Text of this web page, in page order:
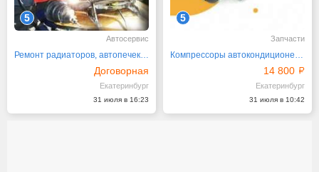
5
Автосервис
Ремонт радиаторов, автопечек, интеркулеров
Договорная
Екатеринбург
31 июля в 16:23
5
Запчасти
Компрессоры автокондиционера и рефрижератора
14 800
Екатеринбург
31 июля в 10:42